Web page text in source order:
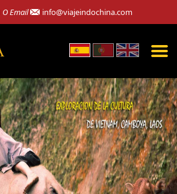
O Email info@viajeindochina.com